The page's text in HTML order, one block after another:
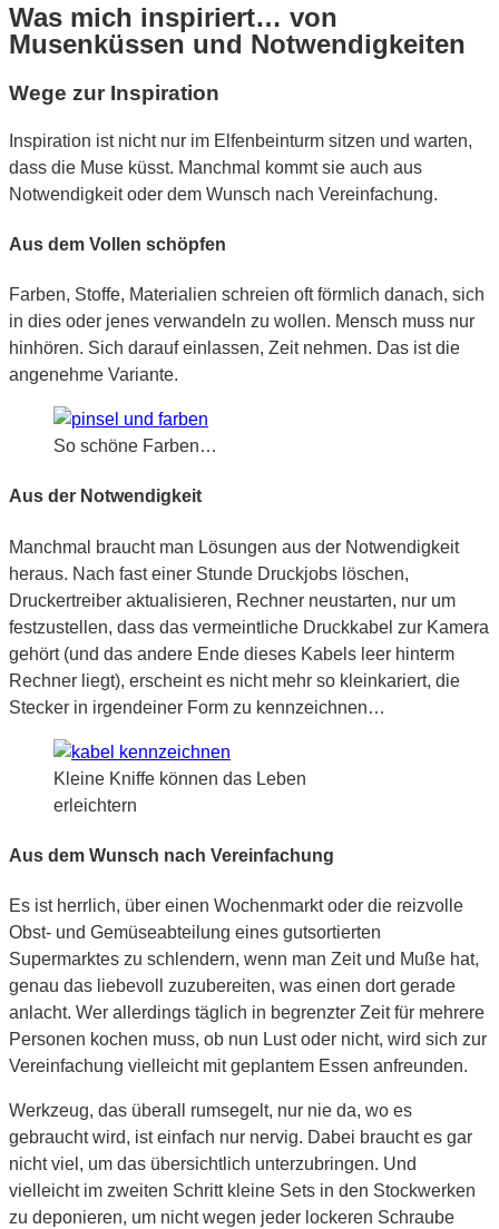
Was mich inspiriert… von
Musenküssen und Notwendigkeiten
Wege zur Inspiration
Inspiration ist nicht nur im Elfenbeinturm sitzen und warten,
dass die Muse küsst. Manchmal kommt sie auch aus
Notwendigkeit oder dem Wunsch nach Vereinfachung.
Aus dem Vollen schöpfen
Farben, Stoffe, Materialien schreien oft förmlich danach, sich
in dies oder jenes verwandeln zu wollen. Mensch muss nur
hinhören. Sich darauf einlassen, Zeit nehmen. Das ist die
angenehme Variante.
So schöne Farben…
Aus der Notwendigkeit
Manchmal braucht man Lösungen aus der Notwendigkeit
heraus. Nach fast einer Stunde Druckjobs löschen,
Druckertreiber aktualisieren, Rechner neustarten, nur um
festzustellen, dass das vermeintliche Druckkabel zur Kamera
gehört (und das andere Ende dieses Kabels leer hinterm
Rechner liegt), erscheint es nicht mehr so kleinkariert, die
Stecker in irgendeiner Form zu kennzeichnen…
Kleine Kniffe können das Leben
erleichtern
Aus dem Wunsch nach Vereinfachung
Es ist herrlich, über einen Wochenmarkt oder die reizvolle
Obst- und Gemüseabteilung eines gutsortierten
Supermarktes zu schlendern, wenn man Zeit und Muße hat,
genau das liebevoll zuzubereiten, was einen dort gerade
anlacht. Wer allerdings täglich in begrenzter Zeit für mehrere
Personen kochen muss, ob nun Lust oder nicht, wird sich zur
Vereinfachung vielleicht mit geplantem Essen anfreunden.
Werkzeug, das überall rumsegelt, nur nie da, wo es
gebraucht wird, ist einfach nur nervig. Dabei braucht es gar
nicht viel, um das übersichtlich unterzubringen. Und
vielleicht im zweiten Schritt kleine Sets in den Stockwerken
zu deponieren, um nicht wegen jeder lockeren Schraube